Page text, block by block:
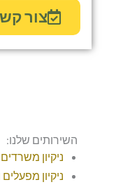
צור
השירותים שלנו:
ניקיון משרדים
ניקיון